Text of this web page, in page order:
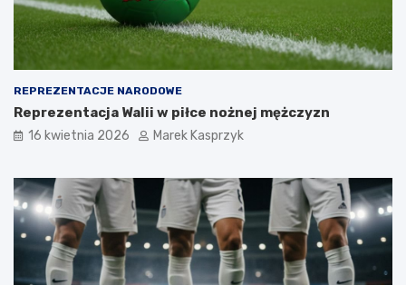
REPREZENTACJE NARODOWE
Reprezentacja Walii w piłce nożnej mężczyzn
16 kwietnia 2026 Marek Kasprzyk